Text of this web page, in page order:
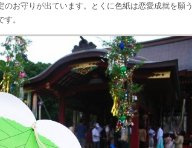
のお守りが出ています。とくに色紙は恋愛成就を願う
。